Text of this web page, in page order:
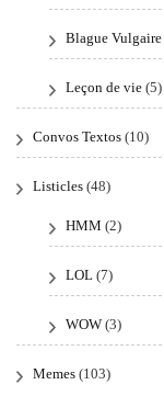
Blague Vulgaire
Leçon de vie (5)
Convos Textos (10)
Listicles (48)
HMM (2)
LOL (7)
WOW (3)
Memes (103)